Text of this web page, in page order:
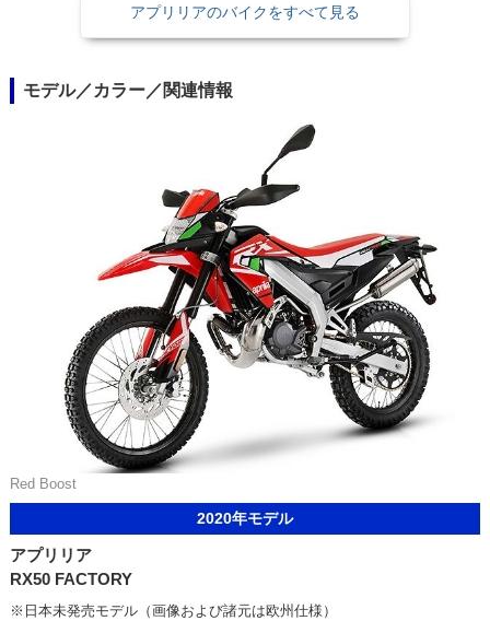
アプリリアのバイクをすべて見る
モデル／カラー／関連情報
Red Boost
2020年モデル
アプリリア
RX50 FACTORY
※日本未発売モデル（画像および諸元は欧州仕様）